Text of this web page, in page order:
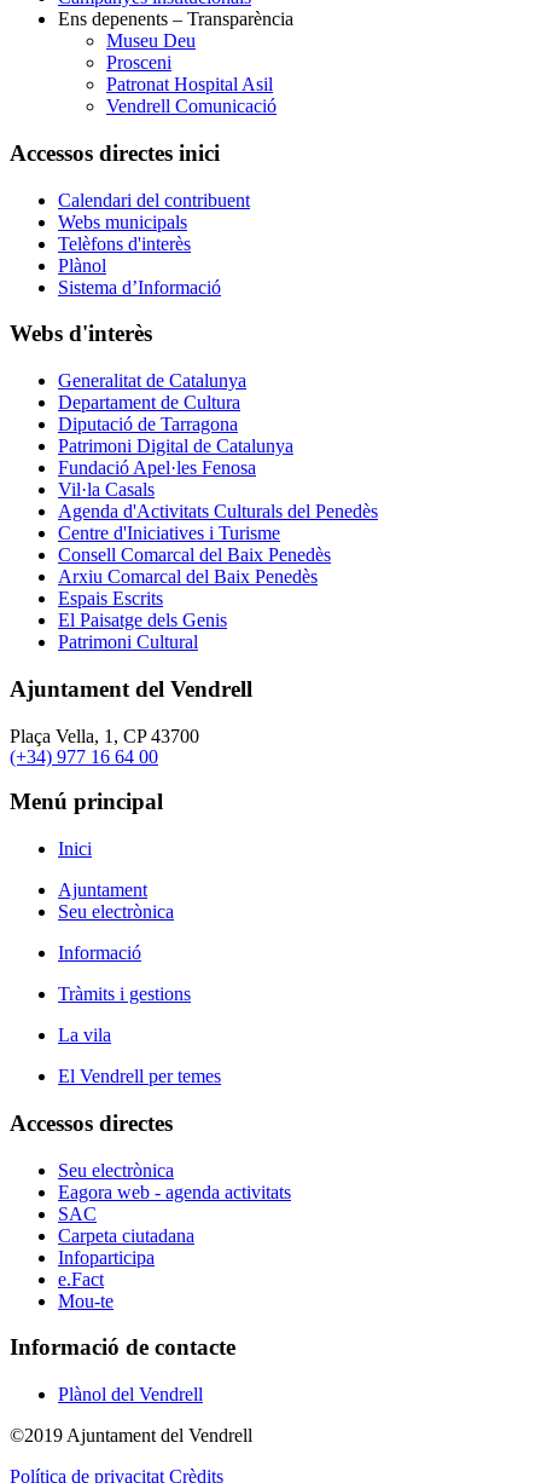
Ens depenents – Transparència
Museu Deu
Prosceni
Patronat Hospital Asil
Vendrell Comunicació
Accessos directes inici
Calendari del contribuent
Webs municipals
Telèfons d'interès
Plànol
Sistema d’Informació
Webs d'interès
Generalitat de Catalunya
Departament de Cultura
Diputació de Tarragona
Patrimoni Digital de Catalunya
Fundació Apel·les Fenosa
Vil·la Casals
Agenda d'Activitats Culturals del Penedès
Centre d'Iniciatives i Turisme
Consell Comarcal del Baix Penedès
Arxiu Comarcal del Baix Penedès
Espais Escrits
El Paisatge dels Genis
Patrimoni Cultural
Ajuntament del Vendrell
Plaça Vella, 1, CP 43700
(+34) 977 16 64 00
Menú principal
Inici
Ajuntament
Seu electrònica
Informació
Tràmits i gestions
La vila
El Vendrell per temes
Accessos directes
Seu electrònica
Eagora web - agenda activitats
SAC
Carpeta ciutadana
Infoparticipa
e.Fact
Mou-te
Informació de contacte
Plànol del Vendrell
©2019 Ajuntament del Vendrell
Política de privacitat Crèdits